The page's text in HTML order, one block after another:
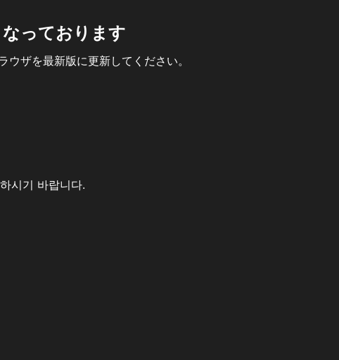
っております
ザを最新版に更新してください。
시기 바랍니다.